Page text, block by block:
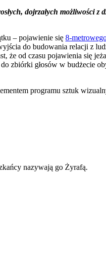
dojrzałych możliwości
– pojawienie się 8-
do budowania relacji z
że od czasu pojawienia się
do zbiórki głosów w budżecie
programu sztuk
nazywają go Żyrafą.